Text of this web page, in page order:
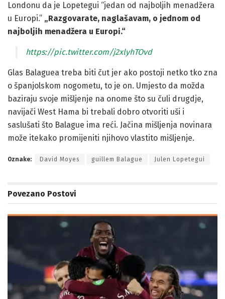
Londonu da je Lopetegui “jedan od najboljih menadžera
u Europi.” „Razgovarate, naglašavam, o jednom od
najboljih menadžera u Europi.“
https://pic.twitter.com/j2xlyhTOvd
Glas Balaguea treba biti čut jer ako postoji netko tko zna
o španjolskom nogometu, to je on. Umjesto da možda
baziraju svoje mišljenje na onome što su čuli drugdje,
navijači West Hama bi trebali dobro otvoriti uši i
saslušati što Balague ima reći. Jačina mišljenja novinara
može itekako promijeniti njihovo vlastito mišljenje.
Oznake: David Moyes guillem Balague Julen Lopetegui
Povezano Postovi